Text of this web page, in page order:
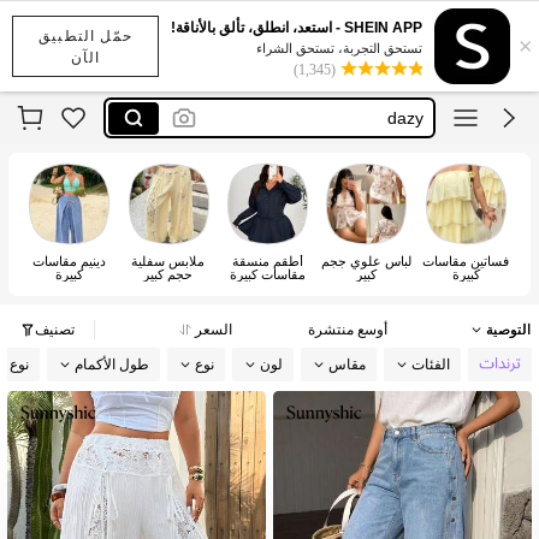
حمّل التطبيق
الآن
×
SHEIN APP - استعد، انطلق، تألق بالأناقة!
تستحق التجربة، تستحق الشراء
(1,345)
بناطيل مقاس كبير
motf
dazy
anewsta
بناطيل مقاس كبير
motf
فساتين مقاسات
كبيرة
لباس علوي ججم
كبير
أطقم منسقة
مقاسات كبيرة
ملابس سفلية
حجم كبير
دينيم مقاسات
كبيرة
التوصية أوسع منتشرة السعر تصنيف
الفئات مقاس لون نوع طول الأكمام نوع